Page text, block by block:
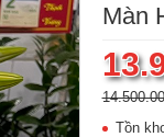
Màn
Tồn